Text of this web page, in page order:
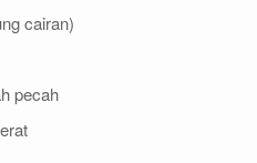
cairan)
pecah